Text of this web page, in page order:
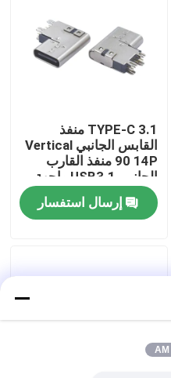
3.1 TYPE-C منفذ
القابس الجانبي Vertical
90 14P منفذ القارب
الجانبي USB3.1 واجهة
الشحن السريع
إرسال استفسار